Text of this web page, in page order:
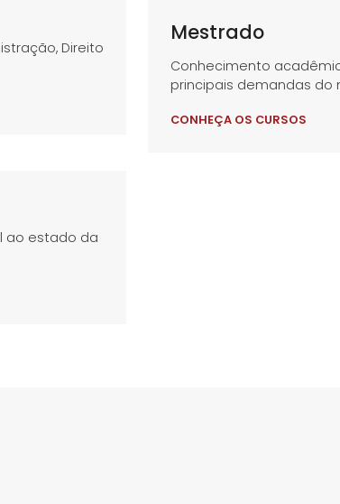
Direito
Mestrado
Conhecimento
principais demandas do
CONHEÇA OS CURSOS
ao estado da